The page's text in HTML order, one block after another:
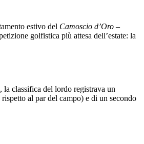
estivo del Camoscio d’Oro –
golfistica più attesa dell’estate: la
classifica del lordo registrava un
al par del campo) e di un secondo